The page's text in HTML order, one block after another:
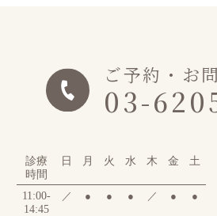
ご予約・お
03-
診療
時間
日 月 火 水 木 金 土
11:00-
14:45
／ ● ● ● ／ ● ●